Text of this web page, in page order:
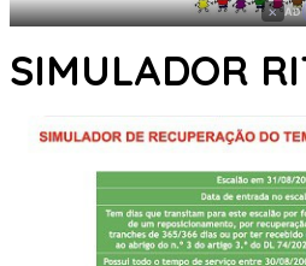
× AD
SIMULADOR